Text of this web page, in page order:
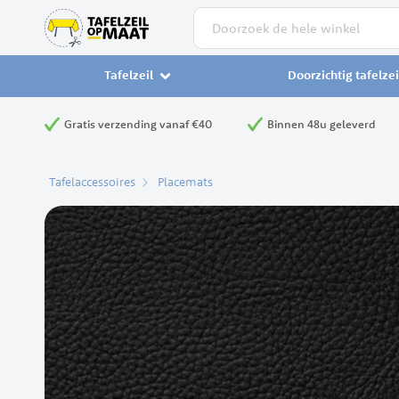
Zoek
Tafelzeil Doorzichtig
Gratis verzending vanaf €40 Binnen 48u geleverd
Tafelaccessoires Placemats
Ga
naar
het
einde
van
de
afbeeldingen-
gallerij